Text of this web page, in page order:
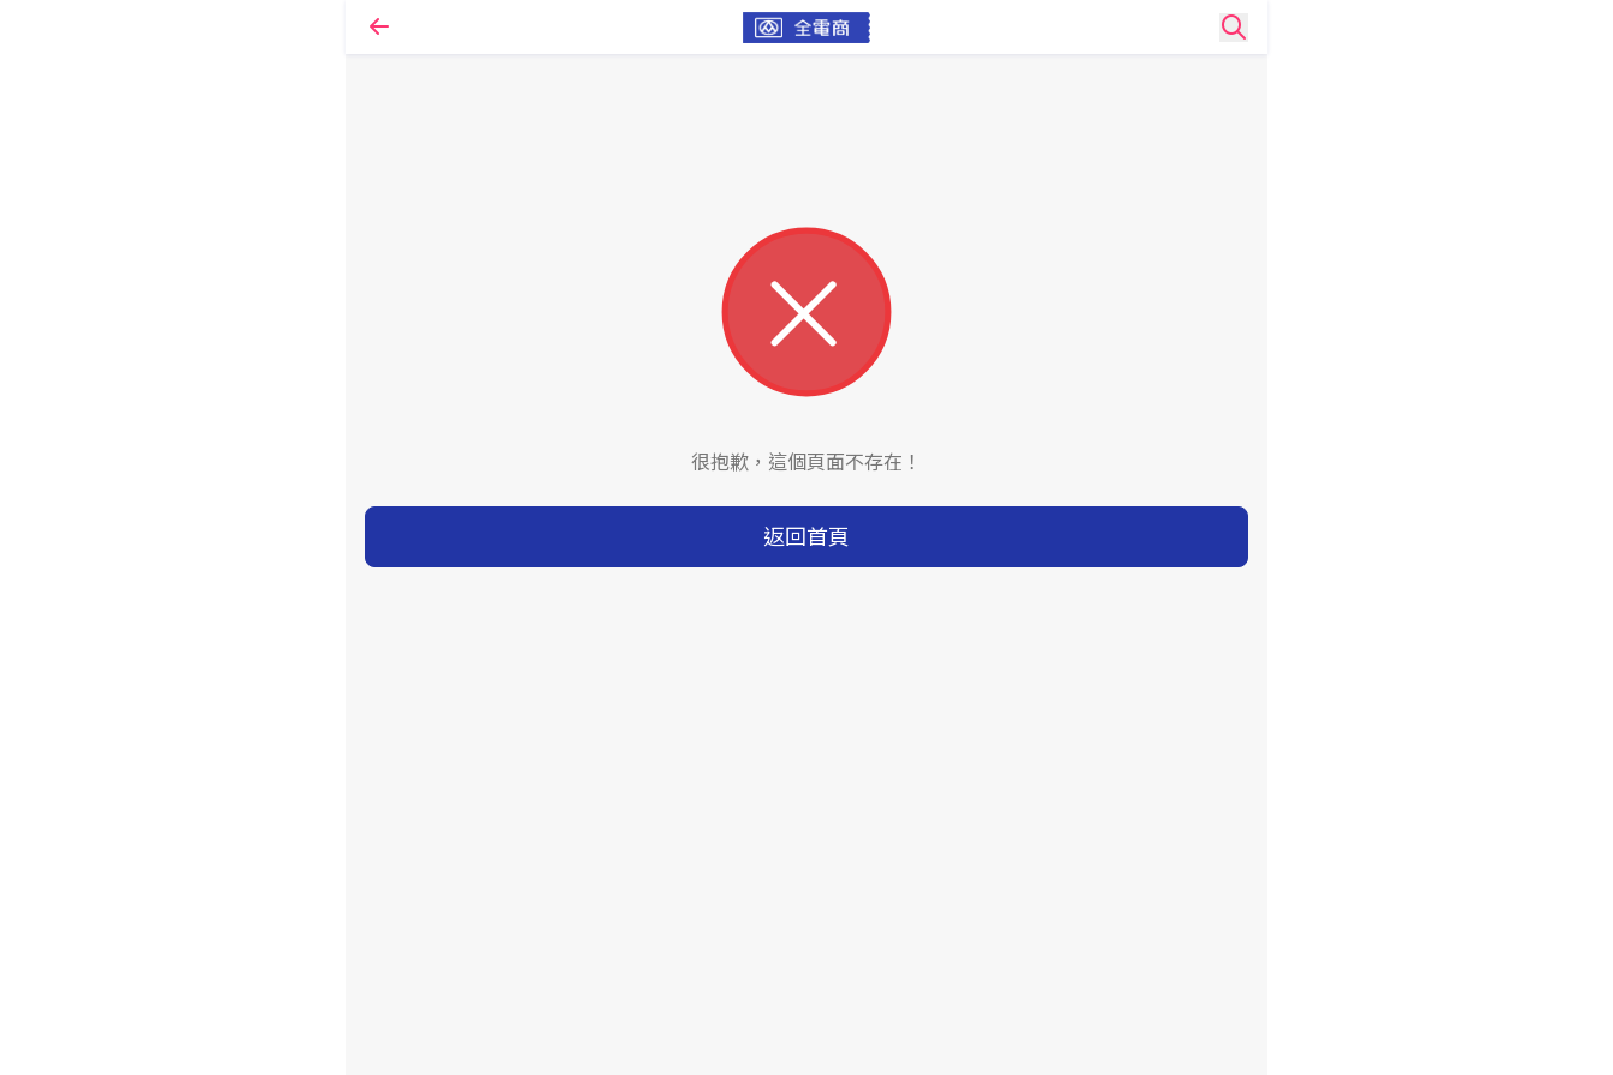
很抱歉，這個頁面不存在！
返回首頁